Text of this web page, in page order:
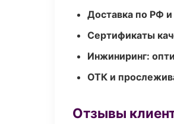
Доставка по РФ и
Сертификаты
Инжиниринг:
ОТК и
Отзывы